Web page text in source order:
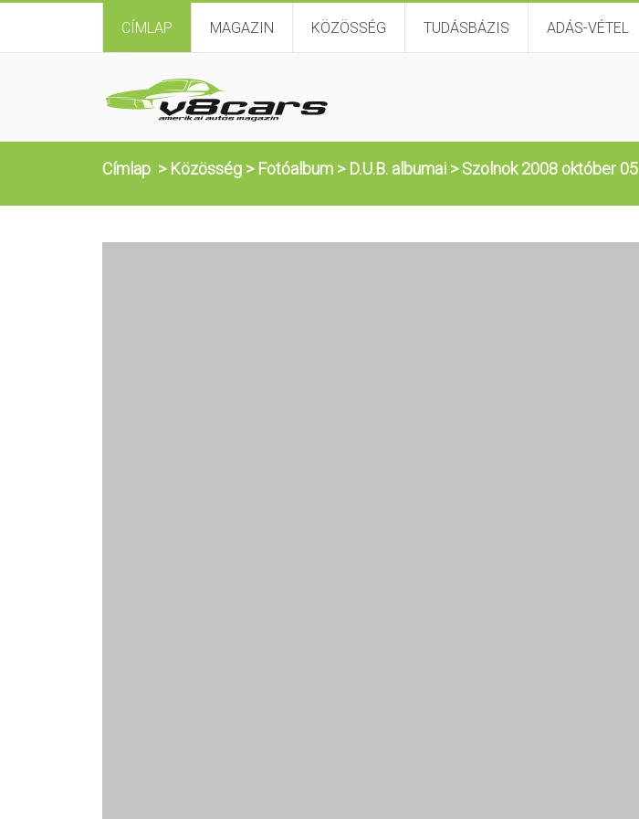
CÍMLAP MAGAZIN KÖZÖSSÉG TUDÁSBÁZIS ADÁS-VÉTEL
Címlap > Közösség > Fotóalbum > D.U.B. albumai >Szolnok 2008 október 05